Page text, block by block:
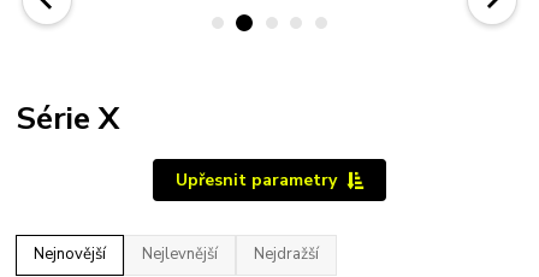
Série X
Upřesnit parametry
Nejnovější Nejlevnější Nejdražší